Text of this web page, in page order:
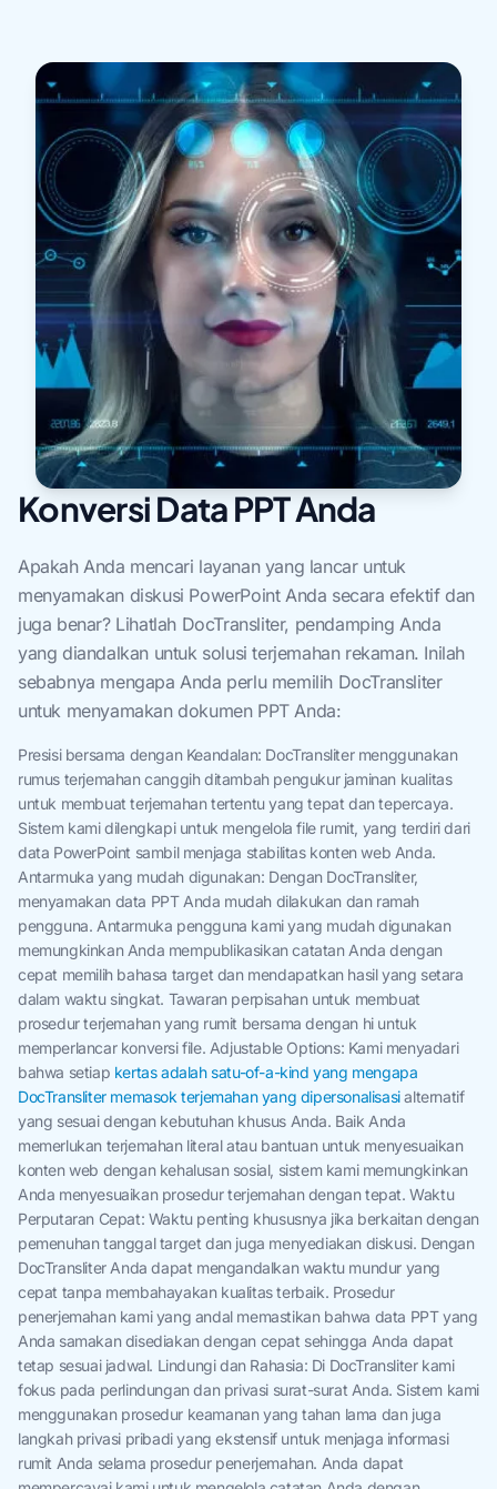
Konversi Data PPT Anda
Apakah Anda mencari layanan yang lancar untuk
menyamakan diskusi PowerPoint Anda secara efektif dan
juga benar? Lihatlah DocTransliter, pendamping Anda
yang diandalkan untuk solusi terjemahan rekaman. Inilah
sebabnya mengapa Anda perlu memilih DocTransliter
untuk menyamakan dokumen PPT Anda:
Presisi bersama dengan Keandalan: DocTransliter menggunakan
rumus terjemahan canggih ditambah pengukur jaminan kualitas
untuk membuat terjemahan tertentu yang tepat dan tepercaya.
Sistem kami dilengkapi untuk mengelola file rumit, yang terdiri dari
data PowerPoint sambil menjaga stabilitas konten web Anda.
Antarmuka yang mudah digunakan: Dengan DocTransliter,
menyamakan data PPT Anda mudah dilakukan dan ramah
pengguna. Antarmuka pengguna kami yang mudah digunakan
memungkinkan Anda mempublikasikan catatan Anda dengan
cepat memilih bahasa target dan mendapatkan hasil yang setara
dalam waktu singkat. Tawaran perpisahan untuk membuat
prosedur terjemahan yang rumit bersama dengan hi untuk
memperlancar konversi file. Adjustable Options: Kami menyadari
bahwa setiap kertas adalah satu-of-a-kind yang mengapa
DocTransliter memasok terjemahan yang dipersonalisasialternatif
yang sesuai dengan kebutuhan khusus Anda. Baik Anda
memerlukan terjemahan literal atau bantuan untuk menyesuaikan
konten web dengan kehalusan sosial, sistem kami memungkinkan
Anda menyesuaikan prosedur terjemahan dengan tepat. Waktu
Perputaran Cepat: Waktu penting khususnya jika berkaitan dengan
pemenuhan tanggal target dan juga menyediakan diskusi. Dengan
DocTransliter Anda dapat mengandalkan waktu mundur yang
cepat tanpa membahayakan kualitas terbaik. Prosedur
penerjemahan kami yang andal memastikan bahwa data PPT yang
Anda samakan disediakan dengan cepat sehingga Anda dapat
tetap sesuai jadwal. Lindungi dan Rahasia: Di DocTransliter kami
fokus pada perlindungan dan privasi surat-surat Anda. Sistem kami
menggunakan prosedur keamanan yang tahan lama dan juga
langkah privasi pribadi yang ekstensif untuk menjaga informasi
rumit Anda selama prosedur penerjemahan. Anda dapat